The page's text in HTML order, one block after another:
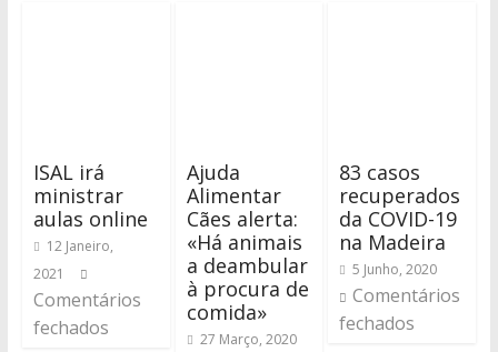
ISAL irá
ministrar
aulas online
12 Janeiro,
2021
Comentários
fechados
Ajuda
Alimentar
Cães alerta:
«Há animais
a deambular
à procura de
comida»
27 Março, 2020
83 casos
recuperados
da COVID-19
na Madeira
5 Junho, 2020
Comentários
fechados